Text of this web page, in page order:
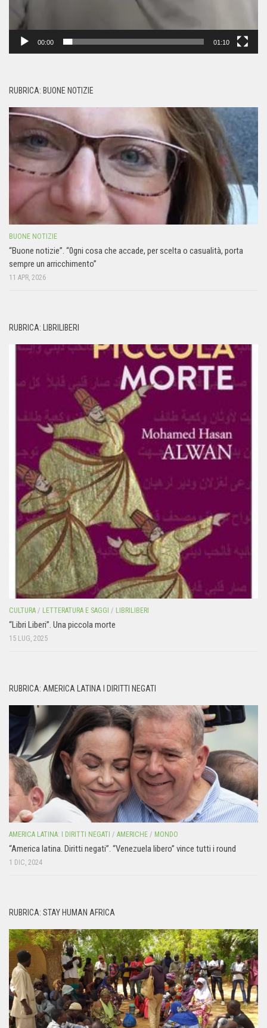
00:00 01:10
RUBRICA: BUONE NOTIZIE
BUONE NOTIZIE
“Buone notizie”. “0gni cosa che accade, per scelta o casualità, porta
sempre un arricchimento”
11 APR, 2026
RUBRICA: LIBRILIBERI
CULTURA / LETTERATURA E SAGGI / LIBRILIBERI
“Libri Liberi”. Una piccola morte
15 LUG, 2025
RUBRICA: AMERICA LATINA I DIRITTI NEGATI
AMERICA LATINA: I DIRITTI NEGATI / AMERICHE / MONDO
“America latina. Diritti negati”. “Venezuela libero” vince tutti i round
1 DIC, 2024
RUBRICA: STAY HUMAN AFRICA